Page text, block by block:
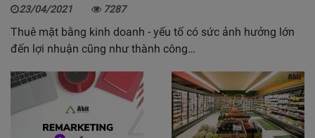
23/04/2021 7287
Thuê mặt bằng kinh doanh - yếu tố có sức ảnh hưởng lớn
đến lợi nhuận cũng như thành công…